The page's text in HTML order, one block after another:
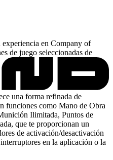
en Company of
de juego seleccionadas de
una forma refinada de
funciones como Mano de Obra
Ilimitada, Puntos de
que te proporcionan un
de activación/desactivación
en la aplicación o la